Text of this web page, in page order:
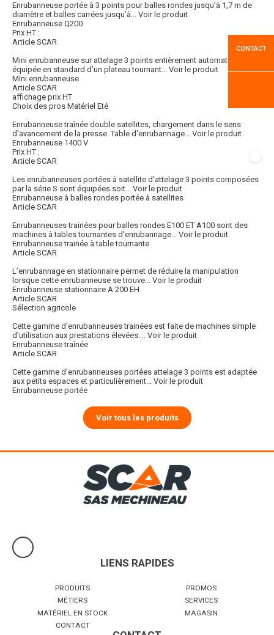
Enrubanneuse portée à 3 points pour balles rondes jusqu’à 1,7 m de
diamètre et balles carrées jusqu’à... Voir le produit
Enrubanneuse Q200
Prix HT :
Article SCAR
Mini enrubanneuse sur attelage 3 points entièrement automatique
équipée en standard d’un plateau tournant... Voir le produit
Mini enrubanneuse
Article SCAR
affichage prix HT
Choix des pros Matériel Eté
Enrubanneuse traînée double satellites, chargement dans le sens
d'avancement de la presse. Table d'enrubannage... Voir le produit
Enrubanneuse 1400 V
Prix HT :
Article SCAR
Les enrubanneuses portées à satellite d’attelage 3 points composées
par la série S sont équipées soit... Voir le produit
Enrubanneuse à balles rondes portée à satellites
Article SCAR
Enrubanneuses trainées pour balles rondes E100 ET A100 sont des
machines à tables tournantes d’enrubannage... Voir le produit
Enrubanneuse trainée à table tournante
Article SCAR
L’enrubannage en stationnaire permet de réduire la manipulation
lorsque cette enrubanneuse se trouve... Voir le produit
Enrubanneuse stationnaire A 200 EH
Article SCAR
Sélection agricole
Cette gamme d'enrubanneuses trainées est faite de machines simple
d'utilisation aux prestations élevées.... Voir le produit
Enrubanneuse traînée
Article SCAR
Cette gamme d'enrubanneuses portées attelage 3 points est adaptée
aux petits espaces et particulièrement... Voir le produit
Enrubanneuse portée
Voir tous les produits
CONTACT
LIENS RAPIDES
PRODUITS
PROMOS
MÉTIERS
SERVICES
MATÉRIEL EN STOCK
MAGASIN
CONTACT